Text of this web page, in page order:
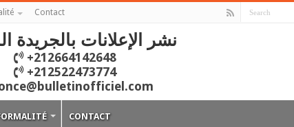
Contact
نشر الإعلانات بالجريدة
+212664142648
+212522473774
CONTACT